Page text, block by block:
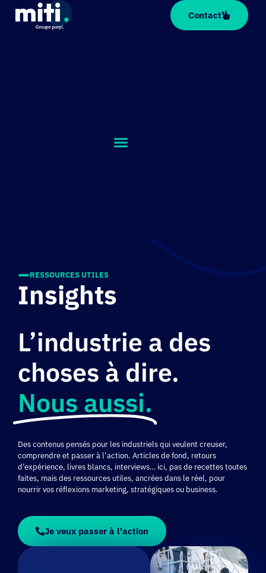
Panneau de gestion des cookies
Contact
RESSOURCES UTILES
Insights
L’industrie a des
choses à dire.
Nous aussi.
Des contenus pensés pour les industriels qui veulent creuser,
comprendre et passer à l’action. Articles de fond, retours
d’expérience, livres blancs, interviews… ici, pas de recettes toutes
faites, mais des ressources utiles, ancrées dans le réel, pour
nourrir vos réflexions marketing, stratégiques ou business.
Je veux passer à l'action